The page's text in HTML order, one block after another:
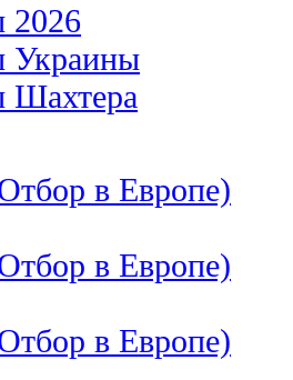
2026
Украины
Шахтера
в Европе)
в Европе)
в Европе)